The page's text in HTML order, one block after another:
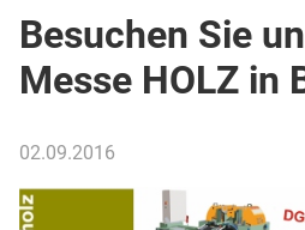
Service
Aktuelles
Besuchen Sie
Messe HOLZ in
02.09.2016